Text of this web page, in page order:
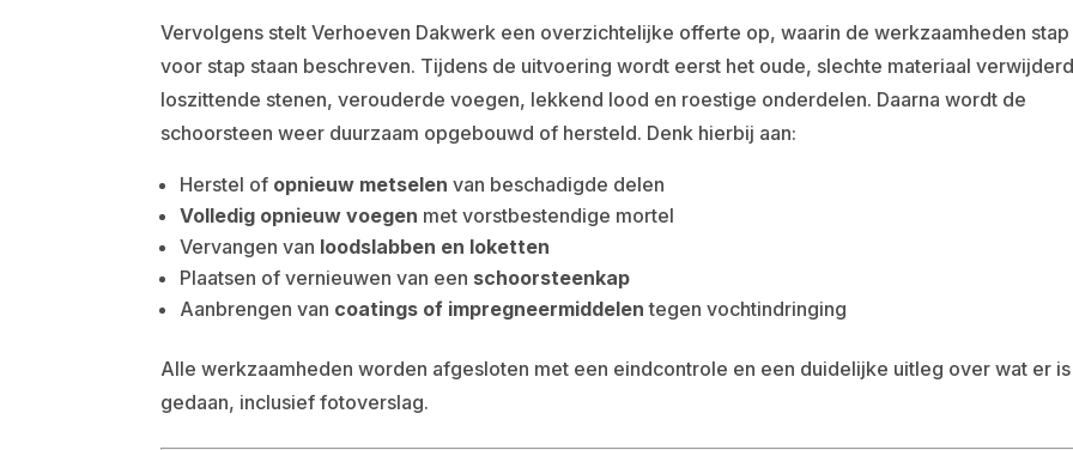
Vervolgens stelt Verhoeven Dakwerk een overzichtelijke offerte op, waarin de werkzaamheden stap
voor stap staan beschreven. Tijdens de uitvoering wordt eerst het oude, slechte materiaal
loszittende stenen, verouderde voegen, lekkend lood en roestige onderdelen. Daarna wordt de
schoorsteen weer duurzaam opgebouwd of hersteld. Denk hierbij aan:
Herstel of opnieuw metselen van beschadigde delen
Volledig opnieuw voegen met vorstbestendige mortel
Vervangen van loodslabben en loketten
Plaatsen of vernieuwen van een schoorsteenkap
Aanbrengen van coatings of impregneermiddelen tegen vochtindringing
Alle werkzaamheden worden afgesloten met een eindcontrole en een duidelijke uitleg over wat er is
gedaan, inclusief fotoverslag.